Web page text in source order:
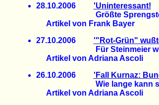
28.10.2006 'Uninteressant!
Größte Sprengstoff-
Artikel von Frank Bayer
27.10.2006 '"Rot-Grün"
Für Steinmeier wird
Artikel von Adriana Ascoli
26.10.2006 'Fall Kurnaz:
Wie lange kann sich
Artikel von Adriana Ascoli